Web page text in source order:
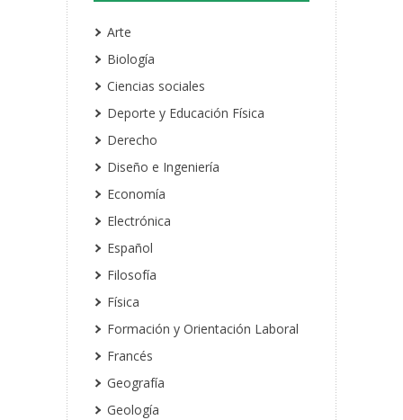
Arte
Biología
Ciencias sociales
Deporte y Educación Física
Derecho
Diseño e Ingeniería
Economía
Electrónica
Español
Filosofía
Física
Formación y Orientación Laboral
Francés
Geografía
Geología